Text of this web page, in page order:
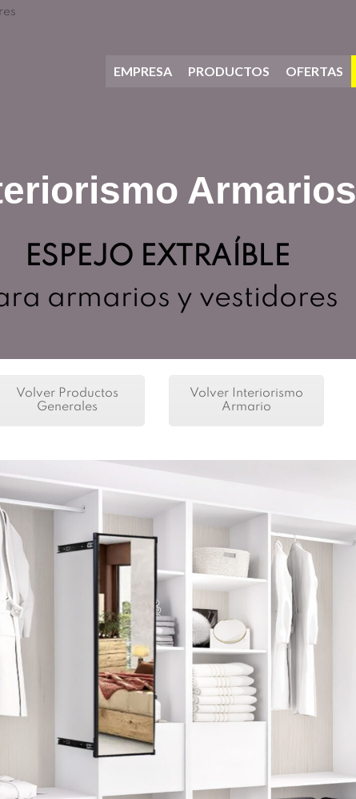
EMPRESA PRODUCTOS OFERTAS
Armarios
ESPEJO EXTRAÍBLE
armarios y vestidores
Volver Productos
Generales
Volver Interiorismo
Armario